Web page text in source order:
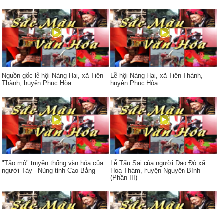
Nguồn gốc lễ hội Nàng Hai, xã Tiên
Thành, huyện Phục Hòa
Lễ hội Nàng Hai, xã Tiên Thành,
huyện Phục Hòa
"Tảo mộ" truyền thống văn hóa của
người Tày - Nùng tỉnh Cao Bằng
Lễ Tẩu Sai của người Dao Đỏ xã
Hoa Thám, huyện Nguyên Bình
(Phần III)